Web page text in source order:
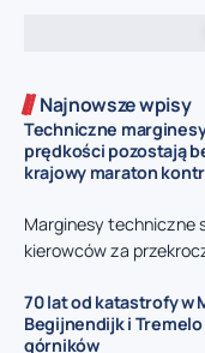
Najnowsze wpisy
Techniczne
prędkości pozostają
krajowy maraton
Marginesy techniczne
kierowców za
70 lat od katastrofy w
Begijnendijk i
górników